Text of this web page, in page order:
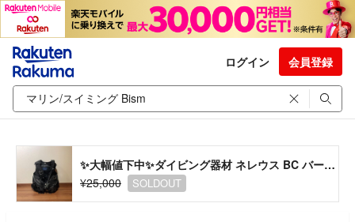
ログイン 会員登録
✨大幅値下中✨ダイビング器材 ネレウス BC バージョン D Bism
¥25,000
SOLDOUT